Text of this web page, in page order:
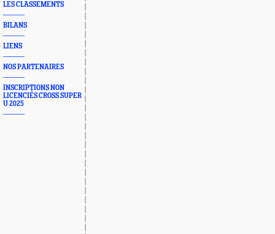
LES CLASSEMENTS
BILANS
LIENS
NOS PARTENAIRES
INSCRIPTIONS NON
LICENCIÉS CROSS SUPER
U 2025